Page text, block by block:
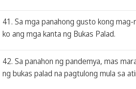
41. Sa mga panahong gusto kong
ko ang mga kanta ng Bukas Palad.
42. Sa panahon ng pandemya, mas
ng bukas palad na pagtulong mula sa